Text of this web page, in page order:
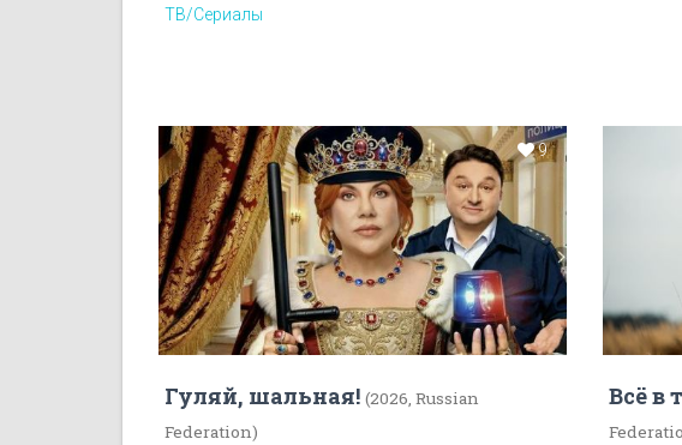
ТВ/Сериалы
9
Гуляй, шальная! (2026, Russian
Federation)
Всё в